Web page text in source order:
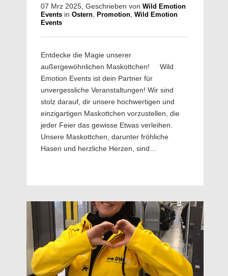
07 Mrz 2025, Geschrieben von Wild Emotion
Events in Ostern Promotion Wild Emotion
Events
Entdecke die Magie unserer
außergewöhnlichen Maskottchen! Wild
Emotion Events ist dein Partner für
unvergessliche Veranstaltungen! Wir sind
stolz darauf, dir unsere hochwertigen und
einzigartigen Maskottchen vorzustellen, die
jeder Feier das gewisse Etwas verleihen.
Unsere Maskottchen, darunter fröhliche
Hasen und herzliche Herzen, sind…